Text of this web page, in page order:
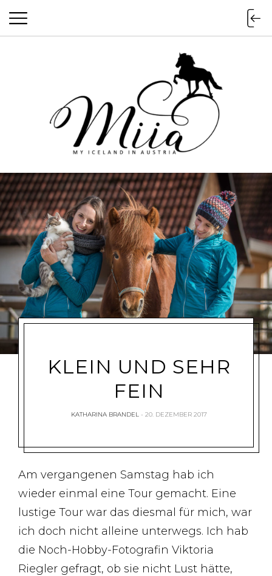
miia.at
KLEIN UND SEHR
FEIN
KATHARINA BRANDEL 20. DEZEMBER 2017
Am vergangenen Samstag hab ich
wieder einmal eine Tour gemacht. Eine
lustige Tour war das diesmal für mich, war
ich doch nicht alleine unterwegs. Ich hab
die Noch-Hobby-Fotografin Viktoria
Riegler gefragt, ob sie nicht Lust hätte,